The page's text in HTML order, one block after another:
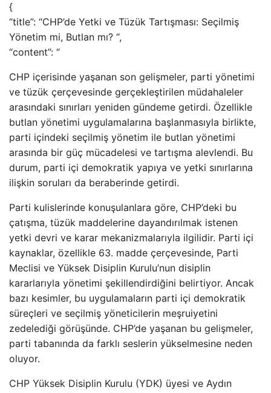
{
“title”: “CHP’de Yetki ve Tüzük Tartışması: Seçilmiş
Yönetim mi, Butlan mı? “,
“content”: “
CHP içerisinde yaşanan son gelişmeler, parti yönetimi
ve tüzük çerçevesinde gerçekleştirilen müdahaleler
arasındaki sınırları yeniden gündeme getirdi. Özellikle
butlan yönetimi uygulamalarına başlanmasıyla birlikte,
parti içindeki seçilmiş yönetim ile butlan yönetimi
arasında bir güç mücadelesi ve tartışma alevlendi. Bu
durum, parti içi demokratik yapıya ve yetki sınırlarına
ilişkin soruları da beraberinde getirdi.
Parti kulislerinde konuşulanlara göre, CHP’deki bu
çatışma, tüzük maddelerine dayandırılmak istenen
yetki devri ve karar mekanizmalarıyla ilgilidir. Parti içi
kaynaklar, özellikle 63. madde çerçevesinde, Parti
Meclisi ve Yüksek Disiplin Kurulu’nun disiplin
kararlarıyla yönetimi şekillendirdiğini belirtiyor. Ancak
bazı kesimler, bu uygulamaların parti içi demokratik
süreçleri ve seçilmiş yöneticilerin meşruiyetini
zedelediği görüşünde. CHP’de yaşanan bu gelişmeler,
parti tabanında da farklı seslerin yükselmesine neden
oluyor.
CHP Yüksek Disiplin Kurulu (YDK) üyesi ve Aydın